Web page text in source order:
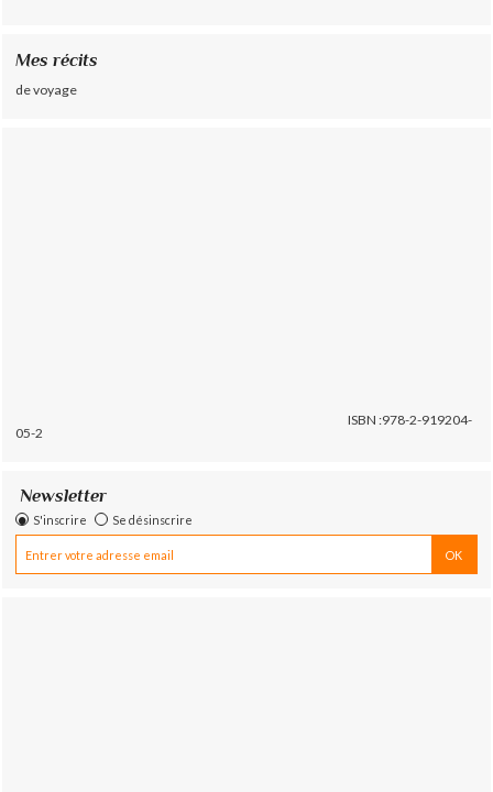
Mes récits
de voyage
ISBN :978-2-919204-
05-2
Newsletter
S'inscrire Se désinscrire